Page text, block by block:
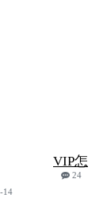
VIP怎
24
14